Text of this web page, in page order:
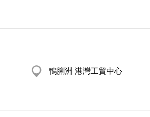
鴨脷洲 港灣工貿中心